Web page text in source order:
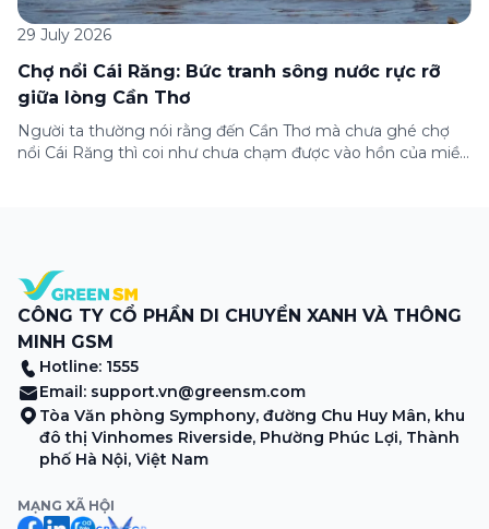
29 July 2026
Chợ nổi Cái Răng: Bức tranh sông nước rực rỡ
giữa lòng Cần Thơ
Người ta thường nói rằng đến Cần Thơ mà chưa ghé chợ
nổi Cái Răng thì coi như chưa chạm được vào hồn của miền
CÔNG TY CỔ PHẦN DI CHUYỂN XANH VÀ THÔNG
MINH GSM
Hotline: 1555
Email: support.vn@greensm.com
Tòa Văn phòng Symphony, đường Chu Huy Mân, khu
đô thị Vinhomes Riverside, Phường Phúc Lợi, Thành
phố Hà Nội, Việt Nam
MẠNG XÃ HỘI